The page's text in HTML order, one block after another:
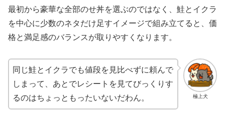
最初から豪華な全部のせ丼を選ぶのではなく、鮭とイクラ
を中心に少数のネタだけ足すイメージで組み立てると、価
格と満足感のバランスが取りやすくなります。
極上犬
同じ鮭とイクラでも値段を見比べずに頼んで
しまって、あとでレシートを見てびっくりす
るのはちょっともったいないだわん。